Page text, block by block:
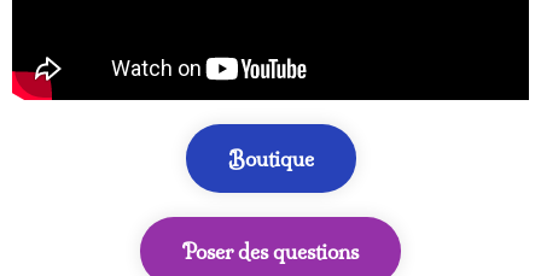
Boutique
Poser des questions